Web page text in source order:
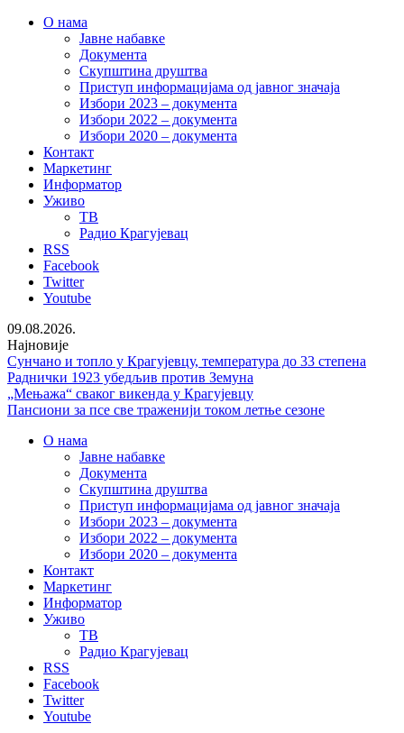
О нама
Јавне набавке
Документа
Скупштина друштва
Приступ информацијама од јавног значаја
Избори 2023 – документа
Избори 2022 – документа
Избори 2020 – документа
Контакт
Маркетинг
Информатор
Уживо
ТВ
Радио Крагујевац
RSS
Facebook
Twitter
Youtube
09.08.2026.
Најновије
Сунчано и топло у Крагујевцу, температура до 33 степена
Раднички 1923 убедљив против Земуна
„Мењажа“ сваког викенда у Крагујевцу
Пансиони за псе све траженији током летње сезоне
О нама
Јавне набавке
Документа
Скупштина друштва
Приступ информацијама од јавног значаја
Избори 2023 – документа
Избори 2022 – документа
Избори 2020 – документа
Контакт
Маркетинг
Информатор
Уживо
ТВ
Радио Крагујевац
RSS
Facebook
Twitter
Youtube